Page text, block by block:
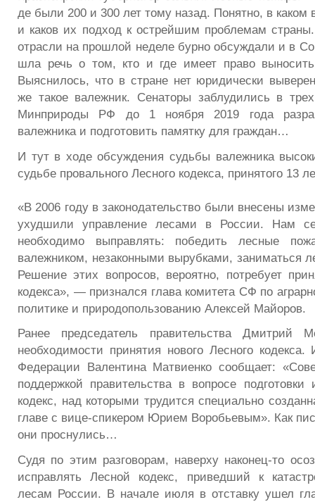
де были 200 и 300 лет тому назад. Понятно, в каком
и каков их подход к острейшим проблемам
отрасли на прошлой неделе бурно обсуждали и в
шла речь о том, кто и где имеет право
Выяснилось, что в стране нет юридически
же такое валежник. Сенаторы заблудились в
Минприроды РФ до 1 ноября 2019 года
валежника и подготовить памятку для граждан…
И тут в ходе обсуждения судьбы валежника
судьбе провального Лесного кодекса, принятого 13
«В 2006 году в законодательство были внесены
ухудшили управление лесами в России. Нам
необходимо выправлять: победить лесные
валежником, незаконными вырубками, заниматься
Решение этих вопросов, вероятно, потребует
кодекса», — признался глава комитета СФ по
политике и природопользованию Алексей Майоров.
Ранее председатель правительства Дмитрий
необходимости принятия нового Лесного
Федерации Валентина Матвиенко сообщает:
поддержкой правительства в вопросе
кодекс, над которыми трудится специально
главе с вице-спикером Юрием Воробьевым». Как
они проснулись…
Судя по этим разговорам, наверху наконец-то
исправлять Лесной кодекс, приведший к
лесам России. В начале июля в отставку ушел